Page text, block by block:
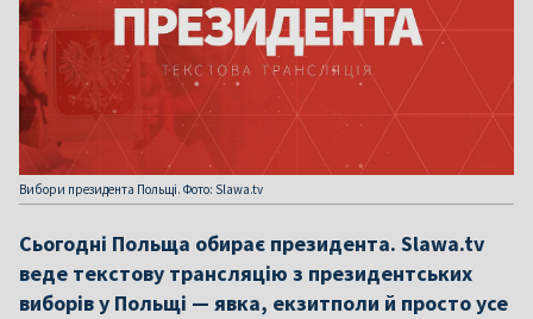
Вибори президента Польщі. Фото: Slawa.tv
Сьогодні Польща обирає президента. Slawa.tv
веде текстову трансляцію з президентських
виборів у Польщі — явка, екзитполи й просто усе